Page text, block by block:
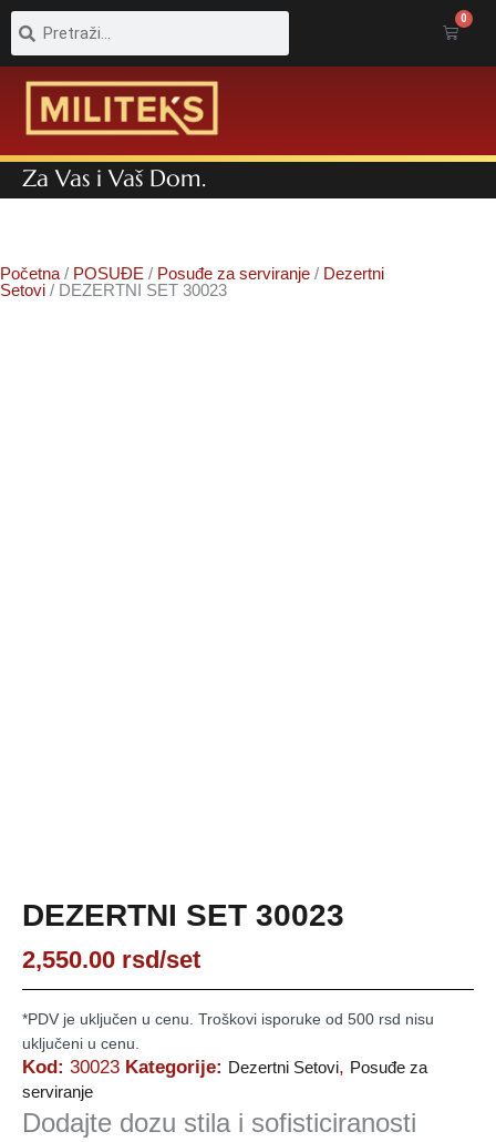
Pretraga 0
Cart
Za Vas i Vaš Dom.
Početna / POSUĐE / Posuđe za serviranje / Dezertni
Setovi / DEZERTNI SET 30023
DEZERTNI SET 30023
2,550.00 rsd/set
*PDV je uključen u cenu. Troškovi isporuke od 500 rsd nisu
uključeni u cenu.
Kod: 30023 Kategorije: Dezertni Setovi, Posuđe za
serviranje
Dodajte dozu stila i sofisticiranosti